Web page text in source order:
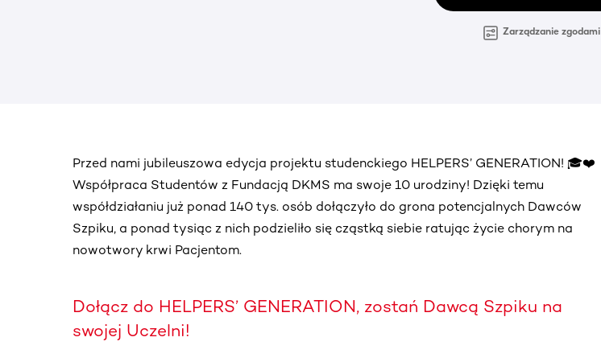
Zarządzanie zgodami
Przed nami jubileuszowa edycja projektu studenckiego HELPERS’ GENERATION! 🎓❤️
Współpraca Studentów z Fundacją DKMS ma swoje 10 urodziny! Dzięki temu
współdziałaniu już ponad 140 tys. osób dołączyło do grona potencjalnych Dawców
Szpiku, a ponad tysiąc z nich podzieliło się cząstką siebie ratując życie chorym na
nowotwory krwi Pacjentom.
Dołącz do HELPERS’ GENERATION, zostań Dawcą Szpiku na
swojej Uczelni!